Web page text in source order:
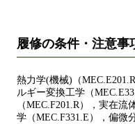
履修の条件・注意事
熱力学(機械)（
ルギー変換工学（
（MEC.F201.R），実在
学（MEC.F331.E），偏微